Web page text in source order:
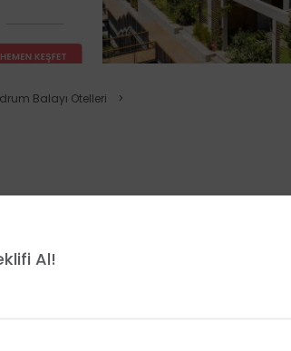
Balayı Otelleri
>
Al!